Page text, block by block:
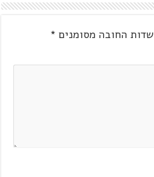
שדות החובה מסומנים *